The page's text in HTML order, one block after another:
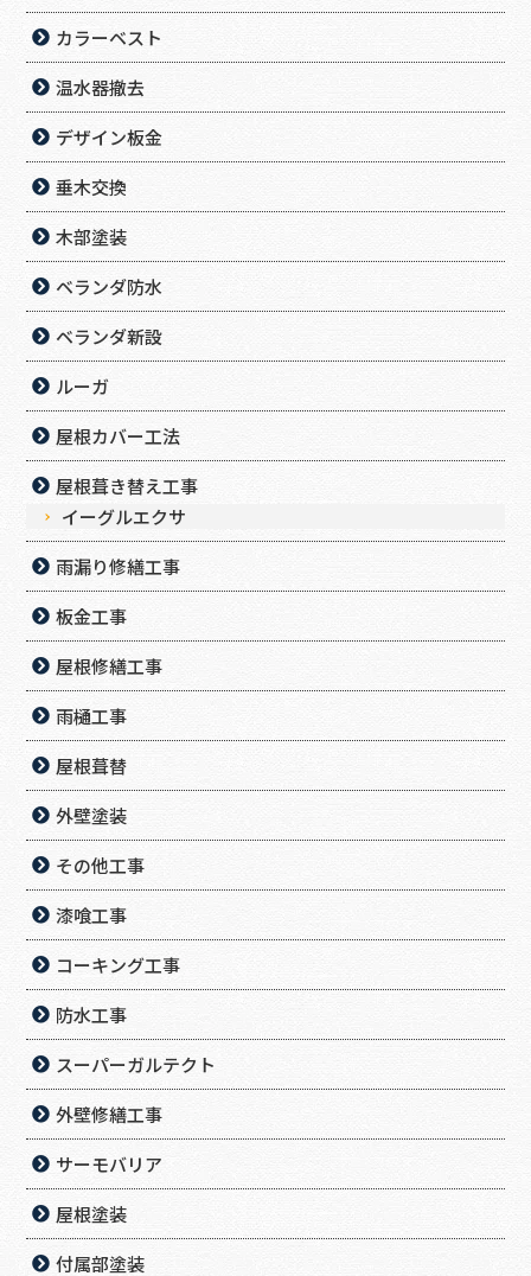
カラーベスト
温水器撤去
デザイン板金
垂木交換
木部塗装
ベランダ防水
ベランダ新設
ルーガ
屋根カバー工法
屋根葺き替え工事
イーグルエクサ
雨漏り修繕工事
板金工事
屋根修繕工事
雨樋工事
屋根葺替
外壁塗装
その他工事
漆喰工事
コーキング工事
防水工事
スーパーガルテクト
外壁修繕工事
サーモバリア
屋根塗装
付属部塗装